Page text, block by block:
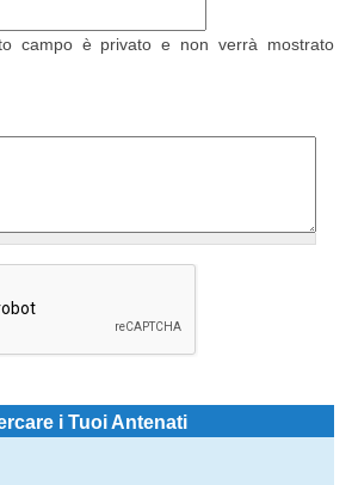
campo è privato e non verrà mostrato
i Tuoi Antenati